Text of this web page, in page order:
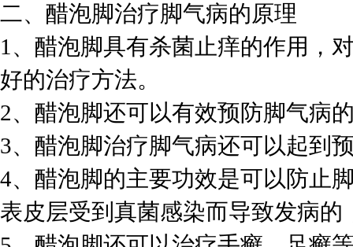
二、醋泡脚治疗脚气病的原理
1、醋泡脚具有杀菌止痒的作用，
好的治疗方法。
2、醋泡脚还可以有效预防脚气病
3、醋泡脚治疗脚气病还可以起到
4、醋泡脚的主要功效是可以防止
表皮层受到真菌感染而导致发病